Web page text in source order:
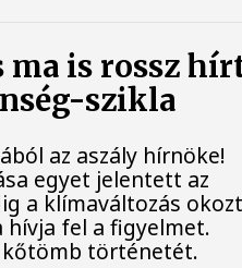
ma is rossz
szikla
az aszály hírnöke!
egyet jelentett az
a klímaváltozás
hívja fel a figyelmet.
kőtömb történetét.